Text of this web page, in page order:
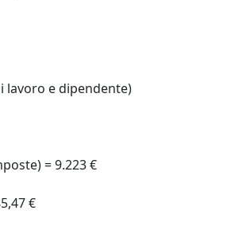
lavoro e dipendente)
= 9.223 €
€